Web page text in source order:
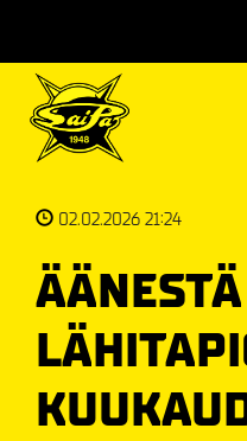
02.02.2026 21:24
ÄÄNESTÄ